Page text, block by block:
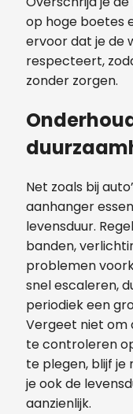
op hoge boetes
ervoor dat je de
respecteert,
zonder zorgen.
Net zoals bij
aanhanger
levensduur.
banden,
problemen
snel escaleren,
periodiek een
Vergeet niet om
te controleren
te plegen, blijf je
je ook de
aanzienlijk.